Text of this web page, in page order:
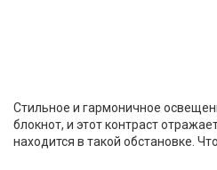
Стильное и гармоничное
блокнот, и этот контраст
находится в такой обстановке.